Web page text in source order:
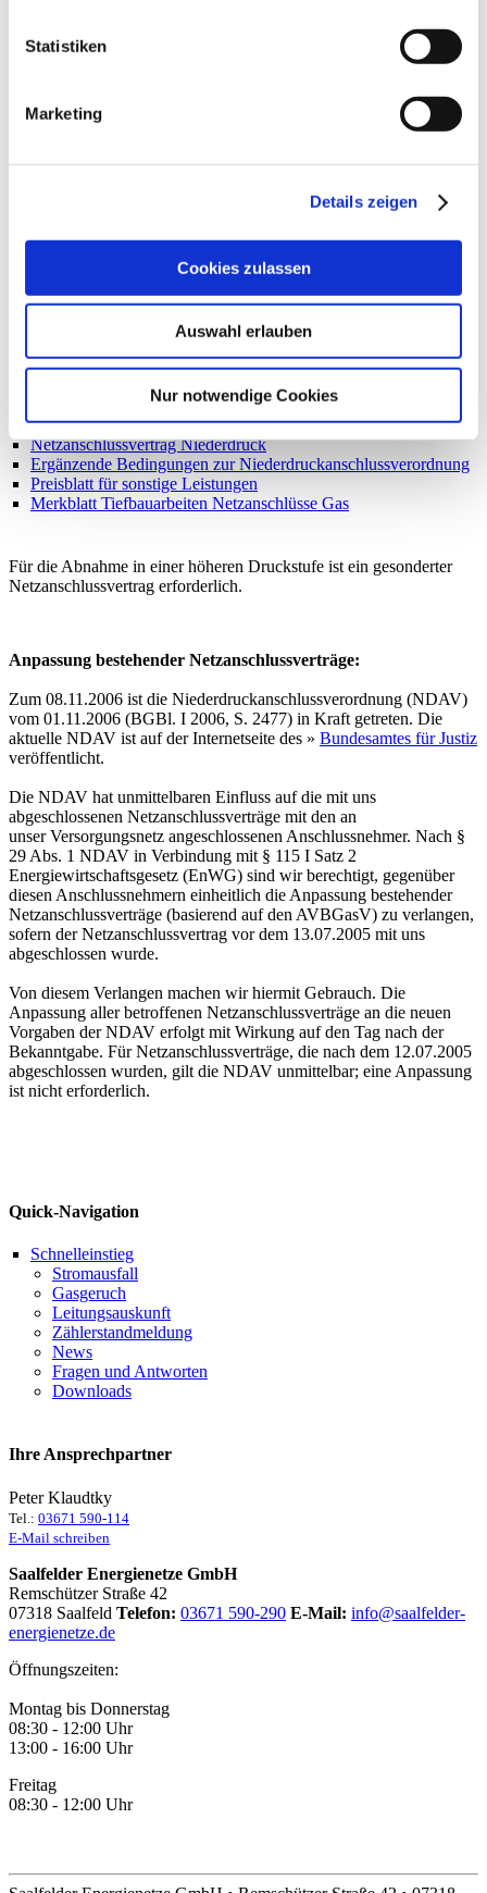
Statistiken
Marketing
Details zeigen
Cookies zulassen
Auswahl erlauben
Nur notwendige Cookies
Netzanschluss
Der Netzanschlussvertrag regelt den Anschluss der Gasanlagen an
das Versorgungsnetz bei Abnahme in Niederdruck.
Netzanschlussvertrag Niederdruck
Ergänzende Bedingungen zur Niederdruckanschlussverordnung
Preisblatt für sonstige Leistungen
Merkblatt Tiefbauarbeiten Netzanschlüsse Gas
Für die Abnahme in einer höheren Druckstufe ist ein gesonderter
Netzanschlussvertrag erforderlich.
Anpassung bestehender Netzanschlussverträge:
Zum 08.11.2006 ist die Niederdruckanschlussverordnung (NDAV)
vom 01.11.2006 (BGBl. I 2006, S. 2477) in Kraft getreten. Die
aktuelle NDAV ist auf der Internetseite des » Bundesamtes für Justiz
veröffentlicht.
Die NDAV hat unmittelbaren Einfluss auf die mit uns
abgeschlossenen Netzanschlussverträge mit den an
unser Versorgungsnetz angeschlossenen Anschlussnehmer. Nach §
29 Abs. 1 NDAV in Verbindung mit § 115 I Satz 2
Energiewirtschaftsgesetz (EnWG) sind wir berechtigt, gegenüber
diesen Anschlussnehmern einheitlich die Anpassung bestehender
Netzanschlussverträge (basierend auf den AVBGasV) zu verlangen,
sofern der Netzanschlussvertrag vor dem 13.07.2005 mit uns
abgeschlossen wurde.
Von diesem Verlangen machen wir hiermit Gebrauch. Die
Anpassung aller betroffenen Netzanschlussverträge an die neuen
Vorgaben der NDAV erfolgt mit Wirkung auf den Tag nach der
Bekanntgabe. Für Netzanschlussverträge, die nach dem 12.07.2005
abgeschlossen wurden, gilt die NDAV unmittelbar; eine Anpassung
ist nicht erforderlich.
Quick-Navigation
Schnelleinstieg
Stromausfall
Gasgeruch
Leitungsauskunft
Zählerstandmeldung
News
Fragen und Antworten
Downloads
Ihre Ansprechpartner
Peter Klaudtky
Tel.: 03671 590-114
E-Mail schreiben
Saalfelder Energienetze GmbH
Remschützer Straße 42
07318 Saalfeld Telefon: 03671 590-290 E-Mail: info@saalfelder-
energienetze.de
Öffnungszeiten:
Montag bis Donnerstag
08:30 - 12:00 Uhr
13:00 - 16:00 Uhr
Freitag
08:30 - 12:00 Uhr